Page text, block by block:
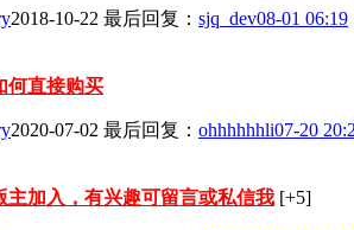
2018-10-22 最后回复： sjq_dev08-01 06:19
何直接购买
2020-07-02 最后回复： ohhhhhhli07-20
主加入，有兴趣可留言或私信我 [+5]